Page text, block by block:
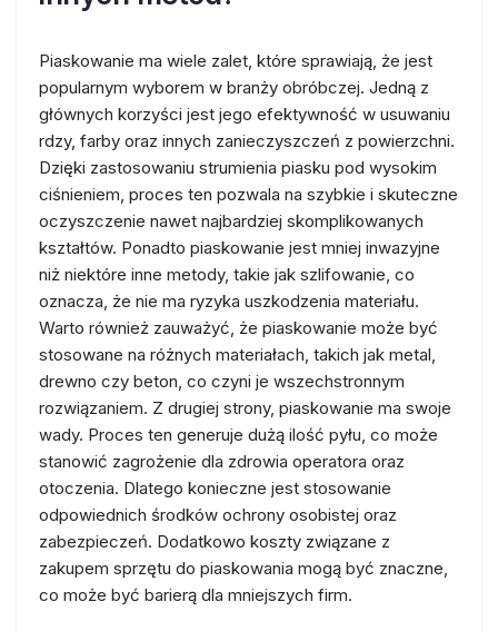
Piaskowanie ma wiele zalet, które sprawiają, że jest
popularnym wyborem w branży obróbczej. Jedną z
głównych korzyści jest jego efektywność w usuwaniu
rdzy, farby oraz innych zanieczyszczeń z powierzchni.
Dzięki zastosowaniu strumienia piasku pod wysokim
ciśnieniem, proces ten pozwala na szybkie i skuteczne
oczyszczenie nawet najbardziej skomplikowanych
kształtów. Ponadto piaskowanie jest mniej inwazyjne
niż niektóre inne metody, takie jak szlifowanie, co
oznacza, że nie ma ryzyka uszkodzenia materiału.
Warto również zauważyć, że piaskowanie może być
stosowane na różnych materiałach, takich jak metal,
drewno czy beton, co czyni je wszechstronnym
rozwiązaniem. Z drugiej strony, piaskowanie ma swoje
wady. Proces ten generuje dużą ilość pyłu, co może
stanowić zagrożenie dla zdrowia operatora oraz
otoczenia. Dlatego konieczne jest stosowanie
odpowiednich środków ochrony osobistej oraz
zabezpieczeń. Dodatkowo koszty związane z
zakupem sprzętu do piaskowania mogą być znaczne,
co może być barierą dla mniejszych firm.